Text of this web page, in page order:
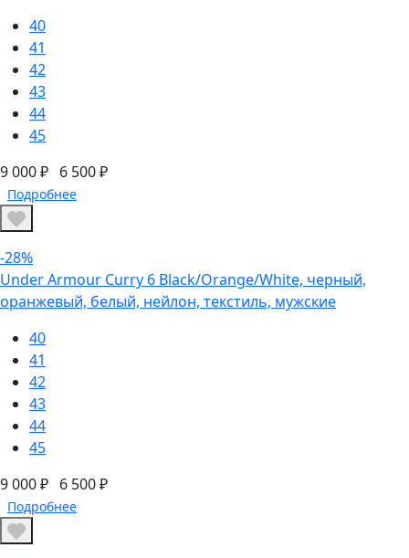
40
41
42
43
44
45
9 000 ₽ 6 500 ₽
Подробнее
-28%
Under Armour Curry 6 Black/Orange/White, черный,
оранжевый, белый, нейлон, текстиль, мужские
40
41
42
43
44
45
9 000 ₽ 6 500 ₽
Подробнее